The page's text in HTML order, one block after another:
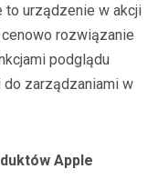
to urządzenie w akcji
rozwiązanie
podglądu
do zarządzaniami w
Apple